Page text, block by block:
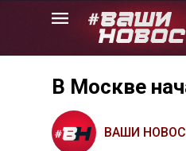
Skip
В Москве
ВАШИ